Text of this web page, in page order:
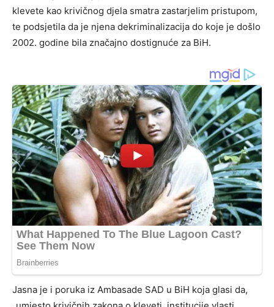
klevete kao krivičnog djela smatra zastarjelim pristupom,
te podsjetila da je njena dekriminalizacija do koje je došlo
2002. godine bila značajno dostignuće za BiH.
Jasna je i poruka iz Ambasade SAD u BiH koja glasi da,